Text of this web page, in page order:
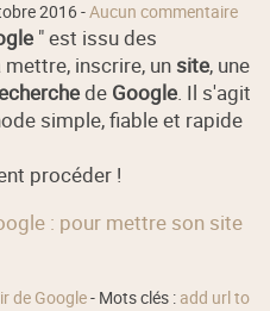
2016-Aucun commentaire
" est issu des
inscrire, un site, une
de Google. Il s'agit
simple, fiable et rapide
procéder !
: pour mettre son site
de Google- Mots clés : add url to